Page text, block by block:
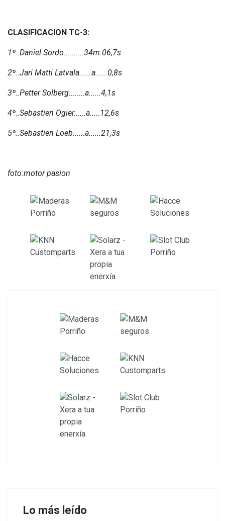
CLASIFICACION TC-3:
1º..Daniel Sordo..........34m:06,7s
2º..Jari Matti Latvala......a......0,8s
3º..Petter Solberg........a......4,1s
4º..Sebastien Ogier......a.....12,6s
5º..Sebastien Loeb......a......21,3s
foto:motor pasion
Lo más leído